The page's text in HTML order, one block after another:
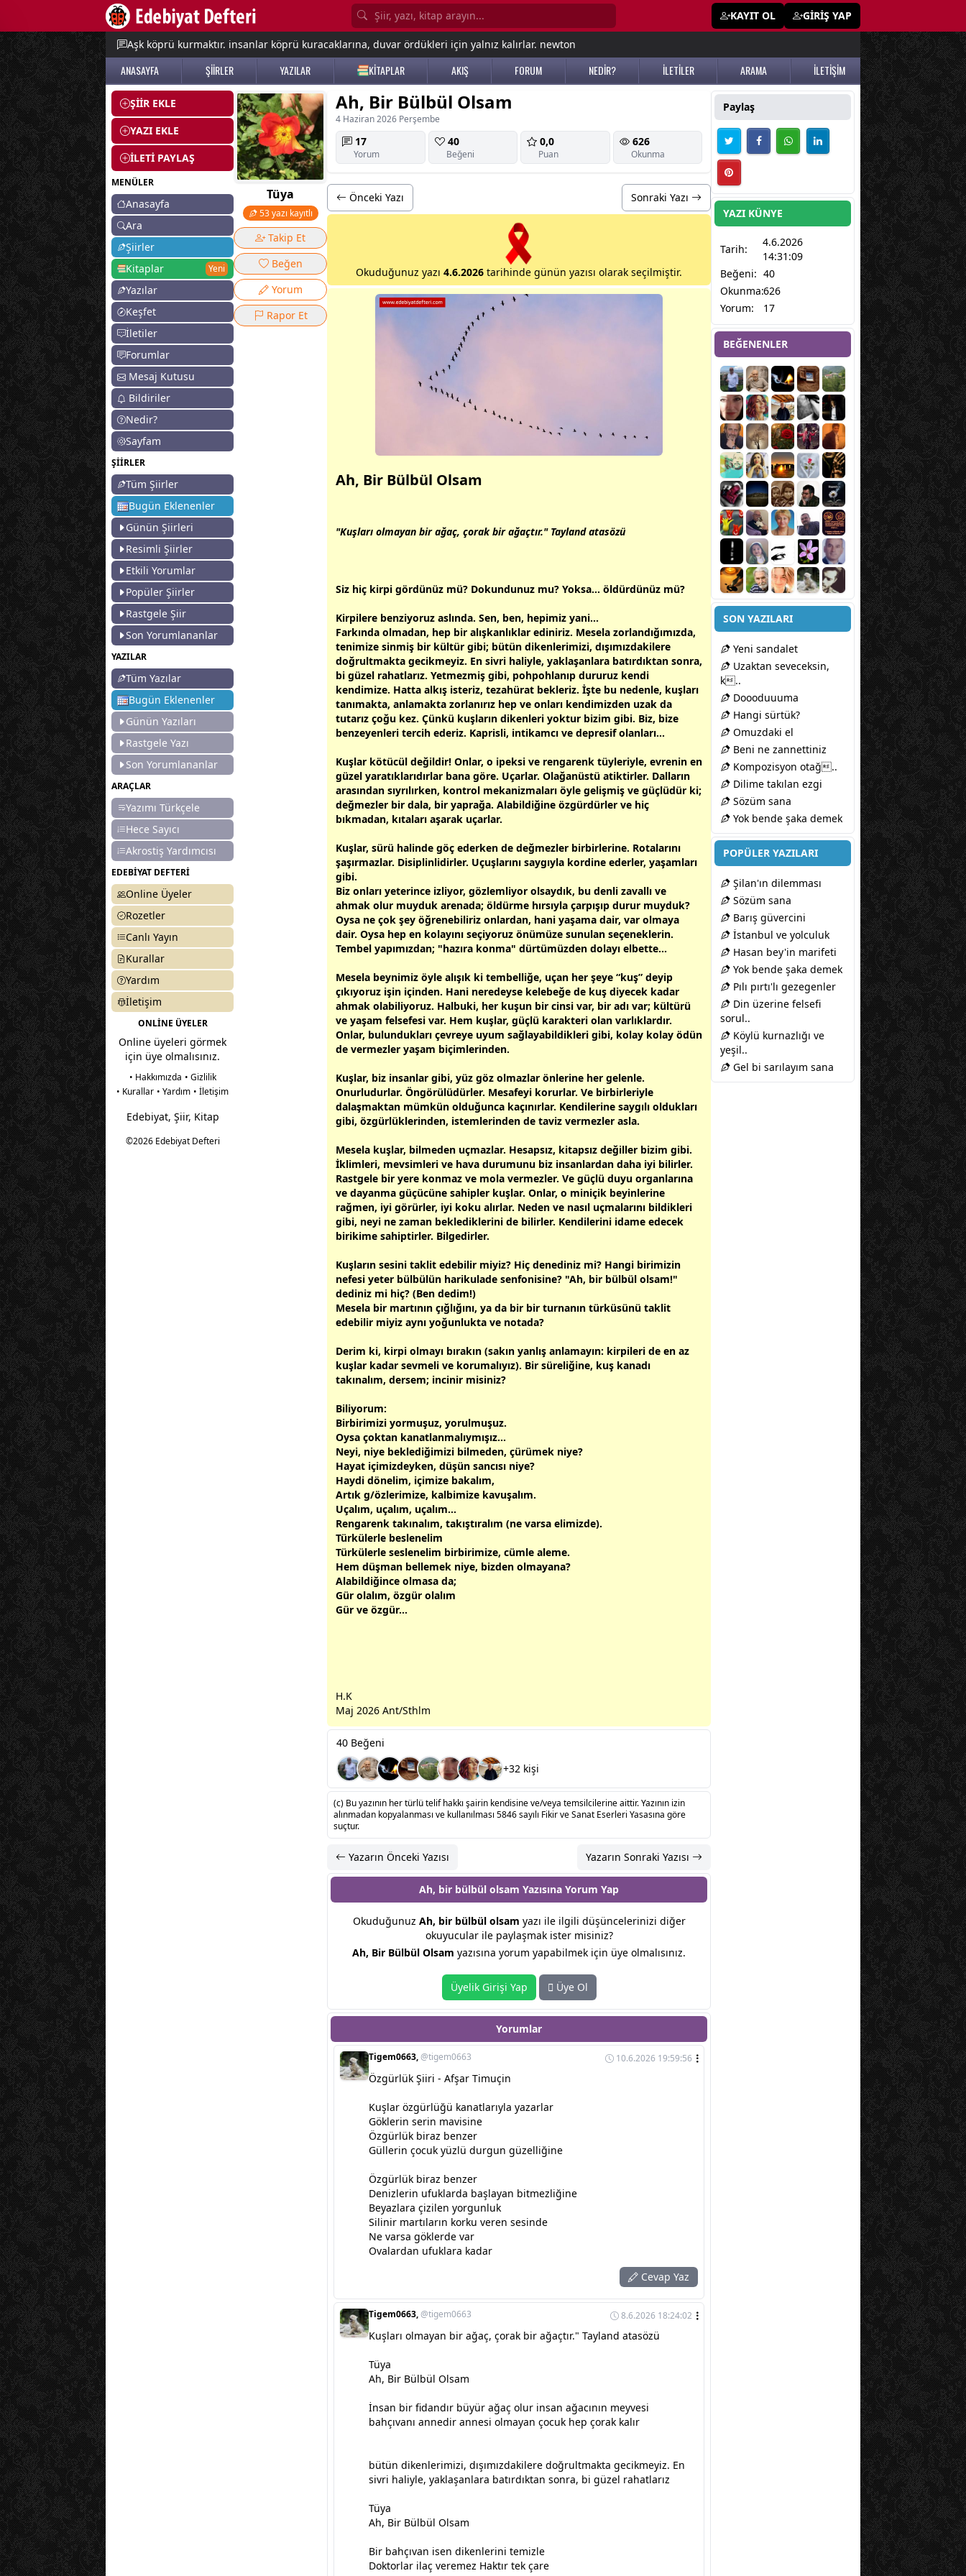
KAYIT OL GİRİŞ YAP
Aşk köprü kurmaktır. insanlar köprü kuracaklarına, duvar ördükleri için yalnız kalırlar. newton
ANASAYFA ŞİİRLER YAZILAR KİTAPLAR AKIŞ FORUM NEDİR? İLETİLER ARAMA İLETİŞİM
ŞİİR EKLE
YAZI EKLE
İLETİ PAYLAŞ
MENÜLER
Anasayfa
Ara
Şiirler
Kitaplar
Yeni
Yazılar
Keşfet
İletiler
Forumlar
Mesaj Kutusu
Bildiriler
Nedir?
Sayfam
ŞİİRLER
Tüm Şiirler
Bugün Eklenenler
Günün Şiirleri
Resimli Şiirler
Etkili Yorumlar
Popüler Şiirler
Rastgele Şiir
Son Yorumlananlar
YAZILAR
Tüm Yazılar
Bugün Eklenenler
Günün Yazıları
Rastgele Yazı
Son Yorumlananlar
ARAÇLAR
Yazımı Türkçele
Hece Sayıcı
Akrostiş Yardımcısı
EDEBİYAT DEFTERİ
Online Üyeler
Rozetler
Canlı Yayın
Kurallar
Yardım
İletişim
ONLİNE ÜYELER
Online üyeleri görmek
için üye olmalısınız.
• Hakkımızda • Gizlilik
• Kurallar • Yardım • İletişim
Edebiyat, Şiir, Kitap
©2026 Edebiyat Defteri
Tüya
53 yazı kayıtlı
Takip Et
Beğen
Yorum
Rapor Et
Ah, Bir Bülbül Olsam
4 Haziran 2026 Perşembe
17
Yorum
40
Beğeni
0,0
Puan
626
Okunma
Önceki Yazı Sonraki Yazı
Okuduğunuz yazı 4.6.2026 tarihinde günün yazısı olarak seçilmiştir.
Ah, Bir Bülbül Olsam
"Kuşları olmayan bir ağaç, çorak bir ağaçtır." Tayland atasözü
Siz hiç kirpi gördünüz mü? Dokundunuz mu? Yoksa... öldürdünüz mü?
Kirpilere benziyoruz aslında. Sen, ben, hepimiz yani...
Farkında olmadan, hep bir alışkanlıklar ediniriz. Mesela zorlandığımızda,
tenimize sinmiş bir kültür gibi; bütün dikenlerimizi, dışımızdakilere
doğrultmakta gecikmeyiz. En sivri haliyle, yaklaşanlara batırdıktan sonra,
bi güzel rahatlarız. Yetmezmiş gibi, pohpohlanıp dururuz kendi
kendimize. Hatta alkış isteriz, tezahürat bekleriz. İşte bu nedenle, kuşları
tanımakta, anlamakta zorlanırız hep ve onları kendimizden uzak da
tutarız çoğu kez. Çünkü kuşların dikenleri yoktur bizim gibi. Biz, bize
benzeyenleri tercih ederiz. Kaprisli, intikamcı ve depresif olanları...
Kuşlar kötücül değildir! Onlar, o ipeksi ve rengarenk tüyleriyle, evrenin en
güzel yaratıklarıdırlar bana göre. Uçarlar. Olağanüstü atiktirler. Dalların
arasından sıyrılırken, kontrol mekanizmaları öyle gelişmiş ve güçlüdür ki;
değmezler bir dala, bir yaprağa. Alabildiğine özgürdürler ve hiç
bıkmadan, kıtaları aşarak uçarlar.
Kuşlar, sürü halinde göç ederken de değmezler birbirlerine. Rotalarını
şaşırmazlar. Disiplinlidirler. Uçuşlarını saygıyla kordine ederler, yaşamları
gibi.
Biz onları yeterince izliyor, gözlemliyor olsaydık, bu denli zavallı ve
ahmak olur muyduk arenada; öldürme hırsıyla çarpışıp durur muyduk?
Oysa ne çok şey öğrenebiliriz onlardan, hani yaşama dair, var olmaya
dair. Oysa hep en kolayını seçiyoruz önümüze sunulan seçeneklerin.
Tembel yapımızdan; "hazıra konma" dürtümüzden dolayı elbette...
Mesela beynimiz öyle alışık ki tembelliğe, uçan her şeye “kuş” deyip
çıkıyoruz işin içinden. Hani neredeyse kelebeğe de kuş diyecek kadar
ahmak olabiliyoruz. Halbuki, her kuşun bir cinsi var, bir adı var; kültürü
ve yaşam felsefesi var. Hem kuşlar, güçlü karakteri olan varlıklardır.
Onlar, bulundukları çevreye uyum sağlayabildikleri gibi, kolay kolay ödün
de vermezler yaşam biçimlerinden.
Kuşlar, biz insanlar gibi, yüz göz olmazlar önlerine her gelenle.
Onurludurlar. Öngörülüdürler. Mesafeyi korurlar. Ve birbirleriyle
dalaşmaktan mümkün olduğunca kaçınırlar. Kendilerine saygılı oldukları
gibi, özgürlüklerinden, istemlerinden de taviz vermezler asla.
Mesela kuşlar, bilmeden uçmazlar. Hesapsız, kitapsız değiller bizim gibi.
İklimleri, mevsimleri ve hava durumunu biz insanlardan daha iyi bilirler.
Rastgele bir yere konmaz ve mola vermezler. Ve güçlü duyu organlarına
ve dayanma güçücüne sahipler kuşlar. Onlar, o miniçik beyinlerine
rağmen, iyi görürler, iyi koku alırlar. Neden ve nasıl uçmalarını bildikleri
gibi, neyi ne zaman beklediklerini de bilirler. Kendilerini idame edecek
birikime sahiptirler. Bilgedirler.
Kuşların sesini taklit edebilir miyiz? Hiç denediniz mi? Hangi birimizin
nefesi yeter bülbülün harikulade senfonisine? "Ah, bir bülbül olsam!"
dediniz mi hiç? (Ben dedim!)
Mesela bir martının çığlığını, ya da bir bir turnanın türküsünü taklit
edebilir miyiz aynı yoğunlukta ve notada?
Derim ki, kirpi olmayı bırakın (sakın yanlış anlamayın: kirpileri de en az
kuşlar kadar sevmeli ve korumalıyız). Bir süreliğine, kuş kanadı
takınalım, dersem; incinir misiniz?
Biliyorum:
Birbirimizi yormuşuz, yorulmuşuz.
Oysa çoktan kanatlanmalıymışız...
Neyi, niye beklediğimizi bilmeden, çürümek niye?
Hayat içimizdeyken, düşün sancısı niye?
Haydi dönelim, içimize bakalım,
Artık g/özlerimize, kalbimize kavuşalım.
Uçalım, uçalım, uçalım...
Rengarenk takınalım, takıştıralım (ne varsa elimizde).
Türkülerle beslenelim
Türkülerle seslenelim birbirimize, cümle aleme.
Hem düşman bellemek niye, bizden olmayana?
Alabildiğince olmasa da;
Gür olalım, özgür olalım
Gür ve özgür...
H.K
Maj 2026 Ant/Sthlm
40 Beğeni
+32 kişi
(c) Bu yazının her türlü telif hakkı şairin kendisine ve/veya temsilcilerine aittir. Yazının izin
alınmadan kopyalanması ve kullanılması 5846 sayılı Fikir ve Sanat Eserleri Yasasına göre
suçtur.
Yazarın Önceki Yazısı Yazarın Sonraki Yazısı
Ah, bir bülbül olsam Yazısına Yorum Yap
Okuduğunuz Ah, bir bülbül olsam yazı ile ilgili düşüncelerinizi diğer
okuyucular ile paylaşmak ister misiniz?
Ah, Bir Bülbül Olsam yazısına yorum yapabilmek için üye olmalısınız.
Üyelik Girişi Yap Üye Ol
Yorumlar
Tigem0663,@tigem0663 10.6.2026 19:59:56
Özgürlük Şiiri - Afşar Timuçin
Kuşlar özgürlüğü kanatlarıyla yazarlar
Göklerin serin mavisine
Özgürlük biraz benzer
Güllerin çocuk yüzlü durgun güzelliğine
Özgürlük biraz benzer
Denizlerin ufuklarda başlayan bitmezliğine
Beyazlara çizilen yorgunluk
Silinir martıların korku veren sesinde
Ne varsa göklerde var
Ovalardan ufuklara kadar
Cevap Yaz
Tigem0663,@tigem0663 8.6.2026 18:24:02
Kuşları olmayan bir ağaç, çorak bir ağaçtır." Tayland atasözü
Tüya
Ah, Bir Bülbül Olsam
İnsan bir fidandır büyür ağaç olur insan ağacının meyvesi
bahçıvanı annedir annesi olmayan çocuk hep çorak kalır
bütün dikenlerimizi, dışımızdakilere doğrultmakta gecikmeyiz. En
sivri haliyle, yaklaşanlara batırdıktan sonra, bi güzel rahatlarız
Tüya
Ah, Bir Bülbül Olsam
Bir bahçıvan isen dikenlerini temizle
Doktorlar ilaç veremez Haktır tek çare
Paylaş
YAZI KÜNYE
Tarih:
4.6.2026
14:31:09
Beğeni: 40
Okunma:626
Yorum:
17
BEĞENENLER
SON YAZILARI
Yeni sandalet
Uzaktan seveceksin,
k..
Doooduuuma
Hangi sürtük?
Omuzdaki el
Beni ne zannettiniz
Kompozisyon otağ..
Dilime takılan ezgi
Sözüm sana
Yok bende şaka demek
POPÜLER YAZILARI
Şilan'ın dilemması
Sözüm sana
Barış güvercini
İstanbul ve yolculuk
Hasan bey'in marifeti
Yok bende şaka demek
Pılı pırtı'lı gezegenler
Din üzerine felsefi
sorul..
Köylü kurnazlığı ve
yeşil..
Gel bi sarılayım sana
menu